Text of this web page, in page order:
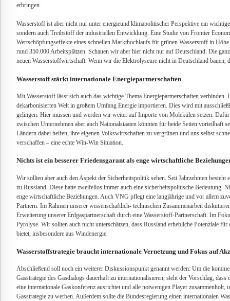
erbringen.
Wasserstoff ist aber nicht nur unter energieund klimapolitischer Perspektive ein
sondern auch Treibstoff der industriellen Entwicklung. Eine Studie von Frontier
Wertschöpfungseffekte eines schnellen Markthochlaufs für grünen Wasserstoff in
rund 350.000 Arbeitsplätzen. Schauen wir aber hier nicht nur auf Deutschland. Die
neuen Wasserstoffwirtschaft. Wenn wir die Elektrolyseure nicht in Deutschland bauen,
Wasserstoff stärkt internationale Energiepartnerschaften
Mit Wasserstoff lässt sich auch das wichtige Thema Energiepartnerschaften verbinden.
dekarbonisierten Welt in großem Umfang Energie importieren. Dies wird mit
gelingen. Hier müssen und werden wir weiter auf Importe von Molekülen setzen.
zwischen Unternehmen aber auch Nationalstaaten könnten für beide Seiten vorteilhaft
Ländern dabei helfen, ihre eigenen Volkswirtschaften zu vergrünen und uns selbst
verschaffen – eine echte Win-Win Situation.
Nichts ist ein besserer Friedensgarant als enge wirtschaftliche
Wir sollten aber auch den Aspekt der Sicherheitspolitik sehen. Seit Jahrzehnten besteht
zu Russland. Diese hatte zweifellos immer auch eine sicherheitspolitische Bedeutung.
enge wirtschaftliche Beziehungen. Auch VNG pflegt eine langjährige und vor allem
Partnern. Im Rahmen unserer wissenschaftlich- technischen Zusammenarbeit
Erweiterung unserer Erdgaspartnerschaft durch eine Wasserstoff-Partnerschaft. Im
Pyrolyse. Wir sollten auch nicht unterschätzen, dass Russland erhebliche Potenziale
bietet, insbesondere aus Windenergie.
Wasserstoffstrategie braucht internationale Vernetzung und Fokus auf
Abschließend soll noch ein weiterer Diskussionspunkt genannt werden: Um die
Gasstrategie des Gasdialogs dauerhaft zu internationalisieren, steht der Vorschlag,
eine internationale Gaskonferenz ausrichtet und alle notwenigen Player zusammenholt,
Gasstrategie zu werben. Außerdem sollte die Bundesregierung einen internationalen